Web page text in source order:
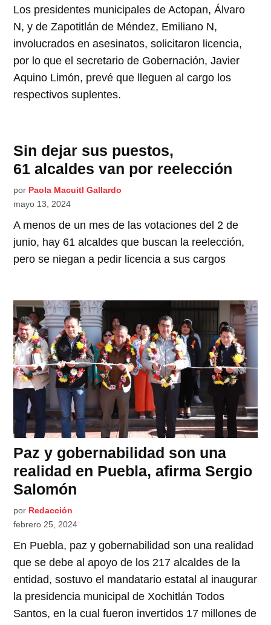
Los presidentes municipales de Actopan, Álvaro
N, y de Zapotitlán de Méndez, Emiliano N,
involucrados en asesinatos, solicitaron licencia,
por lo que el secretario de Gobernación, Javier
Aquino Limón, prevé que lleguen al cargo los
respectivos suplentes.
Sin dejar sus puestos,
61 alcaldes van por reelección
por Paola Macuitl Gallardo
mayo 13, 2024
A menos de un mes de las votaciones del 2 de
junio, hay 61 alcaldes que buscan la reelección,
pero se niegan a pedir licencia a sus cargos
Paz y gobernabilidad son una
realidad en Puebla, afirma Sergio
Salomón
por Redacción
febrero 25, 2024
En Puebla, paz y gobernabilidad son una realidad
que se debe al apoyo de los 217 alcaldes de la
entidad, sostuvo el mandatario estatal al inaugurar
la presidencia municipal de Xochitlán Todos
Santos, en la cual fueron invertidos 17 millones de